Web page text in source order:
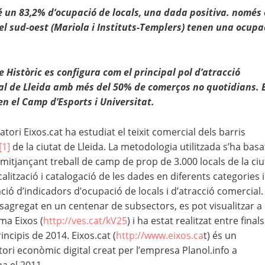
83,2% d’ocupació de locals, una dada positiva. només
sud-oest (Mariola i Instituts-Templers) tenen una
Històric es configura com el principal pol d’atracció
de Lleida amb més del 50% de comerços no quotidians.
el Camp d’Esports i Universitat.
Eixos.cat ha estudiat el teixit comercial dels barris
de la ciutat de Lleida. La metodologia utilitzada s’ha
treball de camp de prop de 3.000 locals de la
i catalogació de les dades en diferents categories i
d’indicadors d’ocupació de locals i d’atracció comercial.
en un centenar de subsectors, es pot visualitzar a
Eixos (http://ves.cat/kV25) i ha estat realitzat entre
de 2014. Eixos.cat (http://www.eixos.cat) és un
econòmic digital creat per l’empresa Planol.info a